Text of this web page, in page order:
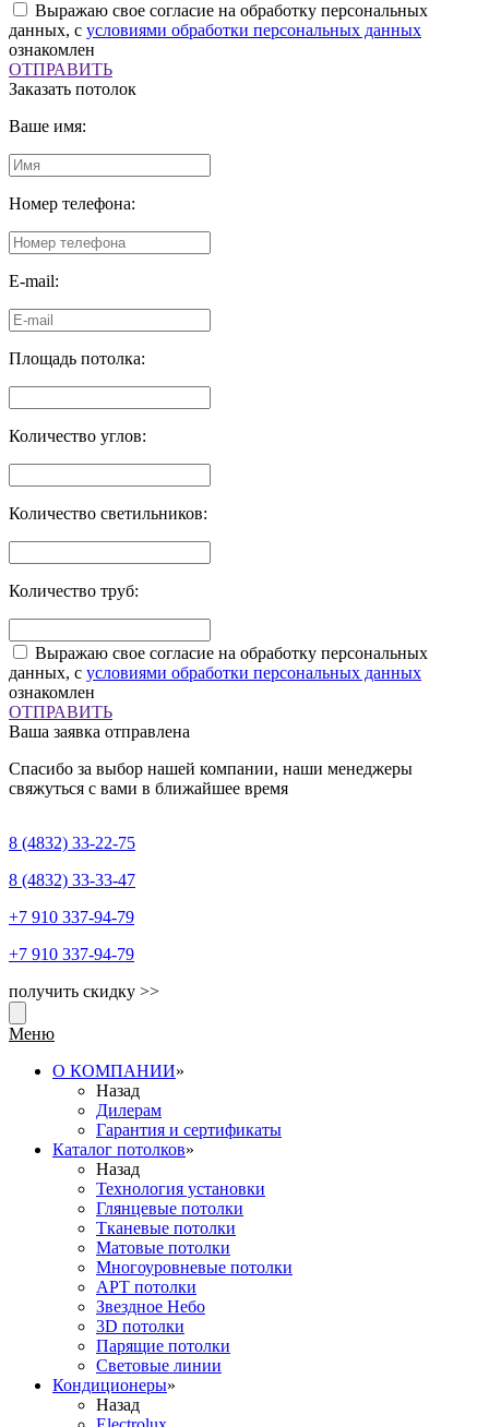
Выражаю свое согласие на обработку персональных
данных, с условиями обработки персональных данных
ознакомлен
ОТПРАВИТЬ
Заказать потолок
Ваше имя:
Номер телефона:
E-mail:
Площадь потолка:
Количество углов:
Количество светильников:
Количество труб:
Выражаю свое согласие на обработку персональных
данных, с условиями обработки персональных данных
ознакомлен
ОТПРАВИТЬ
Ваша заявка отправлена
Спасибо за выбор нашей компании, наши менеджеры
свяжуться с вами в ближайшее время
8 (4832) 33-22-75
8 (4832) 33-33-47
+7 910 337-94-79
+7 910 337-94-79
получить скидку >>
Меню
О КОМПАНИИ»
Назад
Дилерам
Гарантия и сертификаты
Каталог потолков»
Назад
Технология установки
Глянцевые потолки
Тканевые потолки
Матовые потолки
Многоуровневые потолки
АРТ потолки
Звездное Небо
3D потолки
Парящие потолки
Световые линии
Кондиционеры»
Назад